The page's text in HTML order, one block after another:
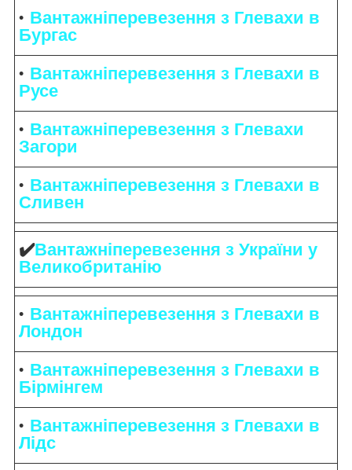
Вантажніперевезення з Глевахи в
Бургас
Вантажніперевезення з Глевахи в
Русе
Вантажніперевезення з Глевахи
Загори
Вантажніперевезення з Глевахи в
Сливен
✔️Вантажніперевезення з України у
Великобританію
Вантажніперевезення з Глевахи в
Лондон
Вантажніперевезення з Глевахи в
Бірмінгем
Вантажніперевезення з Глевахи в
Лідс